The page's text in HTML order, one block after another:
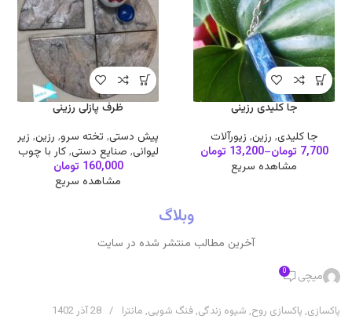
جا کلیدی رزینی
جا کلیدی, رزین, زیورآلات
7,700 تومان–
13,200 تومان
مشاهده سریع
ظرف پازلی رزینی
پیش دستی, تخته سرو, رزین, زیر
لیوانی, صنایع دستی,کار با چوب
160,000 تومان
مشاهده سریع
وبلاگ
آخرین مطالب منتشر شده در سایت
میچی
0
پاکسازی, پاکسازی روح, شیوه زندگی,فنگ شویی, مانترا 28 آذر 1402